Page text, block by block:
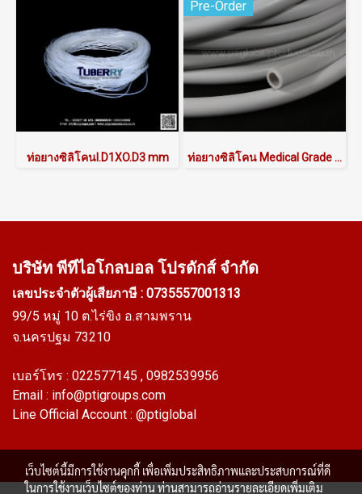
ท่อยางซิลิโคนI.D1XO.D3 mm
Pre-Order
ท่อยางซิลิโคน Medical Grade I.D10.5XO.D15.5 mm
บริษัท พีทีไอโกลบอล โปรดักส์ จำกัด
เลขประจำตัวผู้เสียภาษี : 0735557001313
99/5 หมู่ 10 ต.ไร่ขิง อ.สามพราน
จ.นครปฐม 73210
เบอร์โทร : 022577145 , 0982539956
Email : info@ptigroups.com
Line Official Account : @ptiglobal
เว็บไซต์นี้มีการใช้งานคุกกี้ เพื่อเพิ่มประสิทธิภาพและประสบการณ์ที่ดี
ในการใช้งานเว็บไซต์ของท่าน ท่านสามารถอ่านรายละเอียดเพิ่มเติม